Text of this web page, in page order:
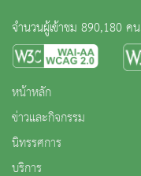
จำนวนผู้เข้าชม 890,180 คน
หน้าหลัก
ข่าวและกิจกรรม
นิทรรศการ
บริการ